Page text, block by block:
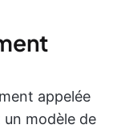
appelée
un modèle de